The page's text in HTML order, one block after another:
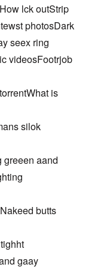
lck outStrip
photosDark
seex ring
videosFootrjob
is
silok
greeen aand
butts
gaay